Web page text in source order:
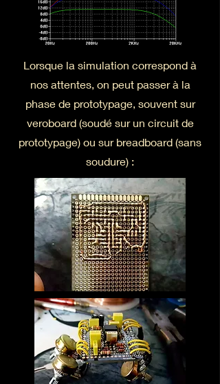
Lorsque la simulation correspond à
nos attentes, on peut passer à la
phase de prototypage, souvent sur
veroboard (soudé sur un circuit de
prototypage) ou sur breadboard (sans
soudure) :